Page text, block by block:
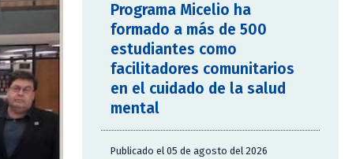
Programa Micelio ha
formado a más de 500
estudiantes como
facilitadores comunitarios
en el cuidado de la salud
mental
Publicado el 05 de agosto del 2026